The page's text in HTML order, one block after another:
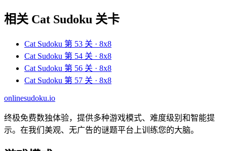
相关 Cat Sudoku 关卡
Cat Sudoku 第 53 关 · 8x8
Cat Sudoku 第 54 关 · 8x8
Cat Sudoku 第 56 关 · 8x8
Cat Sudoku 第 57 关 · 8x8
onlinesudoku.io
终极免费数独体验，提供多种游戏模式、难度级别和智能提
示。在我们美观、无广告的谜题平台上训练您的大脑。